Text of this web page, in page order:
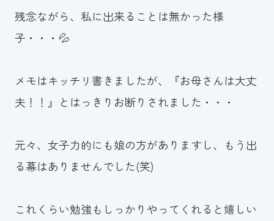
残念ながら、私に出来ることは無かった様
子・・・💦
メモはキッチリ書きましたが、『お母さんは大丈
夫！！』とはっきりお断りされました・・・
元々、女子力的にも娘の方がありますし、もう出
る幕はありませんでした(笑)
これくらい勉強もしっかりやってくれると嬉しい